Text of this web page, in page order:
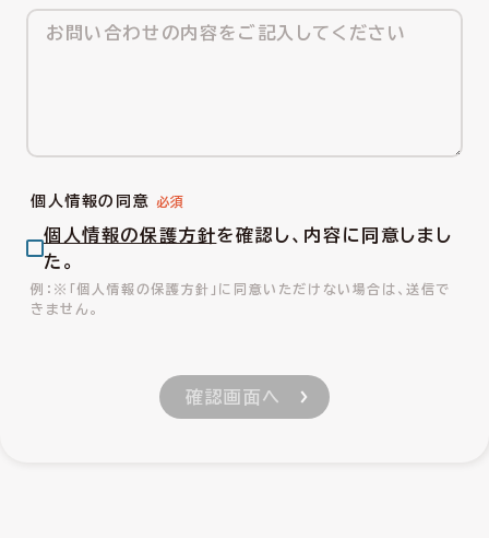
個人情報の同意
個人情報の保護方針を確認し、内容に同意しまし
た。
※「個人情報の保護方針」に同意いただけない場合は、送信で
きません。